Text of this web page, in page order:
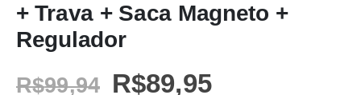
+ Trava + Saca Magneto +
Regulador
R$99,94 R$89,95